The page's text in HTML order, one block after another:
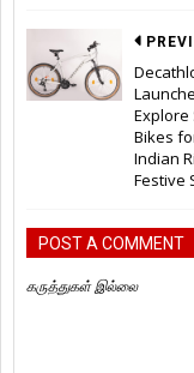
Explore
Bikes
Indian
Festive
POST A COMMENT
கருத்துகள் இல்லை